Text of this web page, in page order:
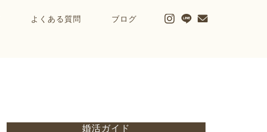
よくある質問 ブログ
婚活ガイド